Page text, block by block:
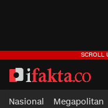
ifakta.co
#pastibenar
Nasional Megapolitan